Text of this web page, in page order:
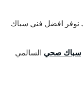
نوفر افضل فني سباك
سباك صحي السالمي